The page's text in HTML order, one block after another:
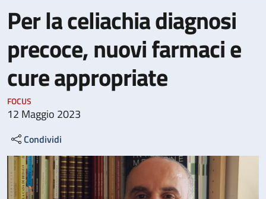
Per la celiachia diagnosi
precoce, nuovi farmaci e
cure appropriate
FOCUS
12 Maggio 2023
Condividi